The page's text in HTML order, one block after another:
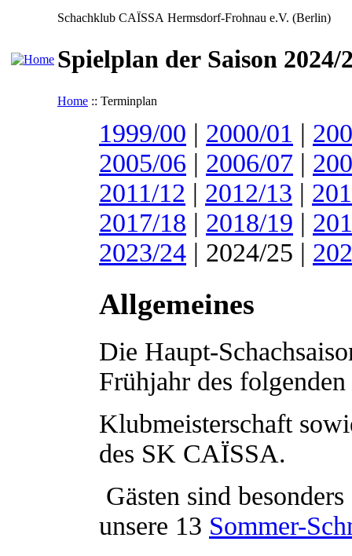
Schachklub CAÏSSA Hermsdorf-Frohnau e.V. (Berlin)
Spielplan der Saison 2024/
Home :: Terminplan
1999/00 | 2000/01 |
2005/06 | 2006/07 |
2011/12 | 2012/13 |
2017/18 | 2018/19 |
2023/24 | 2024/25 |
Allgemeines
Die Haupt-
Frühjahr des folgenden
Klubmeisterschaft
des SK CAÏSSA.
Gästen sind
unsere 13 Sommer-